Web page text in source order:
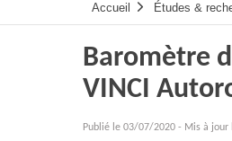
Accueil Études &
Baromètre
VINCI
Publié le 03/07/2020 - Mis à